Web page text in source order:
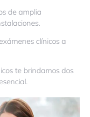
de amplia
clínicos a
te brindamos dos